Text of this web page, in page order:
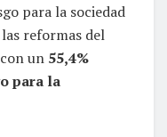
para la sociedad
reformas del
un 55,4%
para la